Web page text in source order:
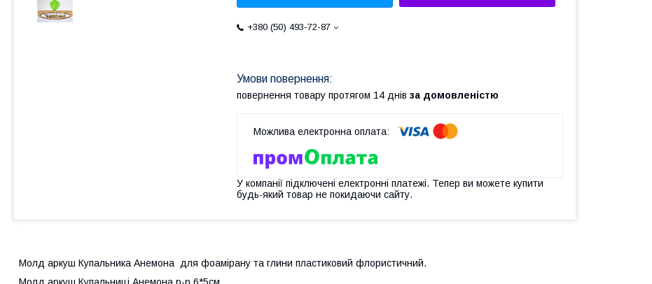
+380 (50) 493-72-87
повернення товару протягом 14 днів за домовленістю
У компанії підключені електронні платежі. Тепер ви можете купити
будь-який товар не покидаючи сайту.
Молд аркуш Купальника Анемона для фоамірану та глини пластиковий флористичний.
Молд аркуш Купальниці Анемона р-р 6*5см